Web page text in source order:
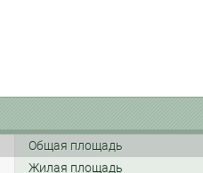
Общая площадь
Жилая площадь